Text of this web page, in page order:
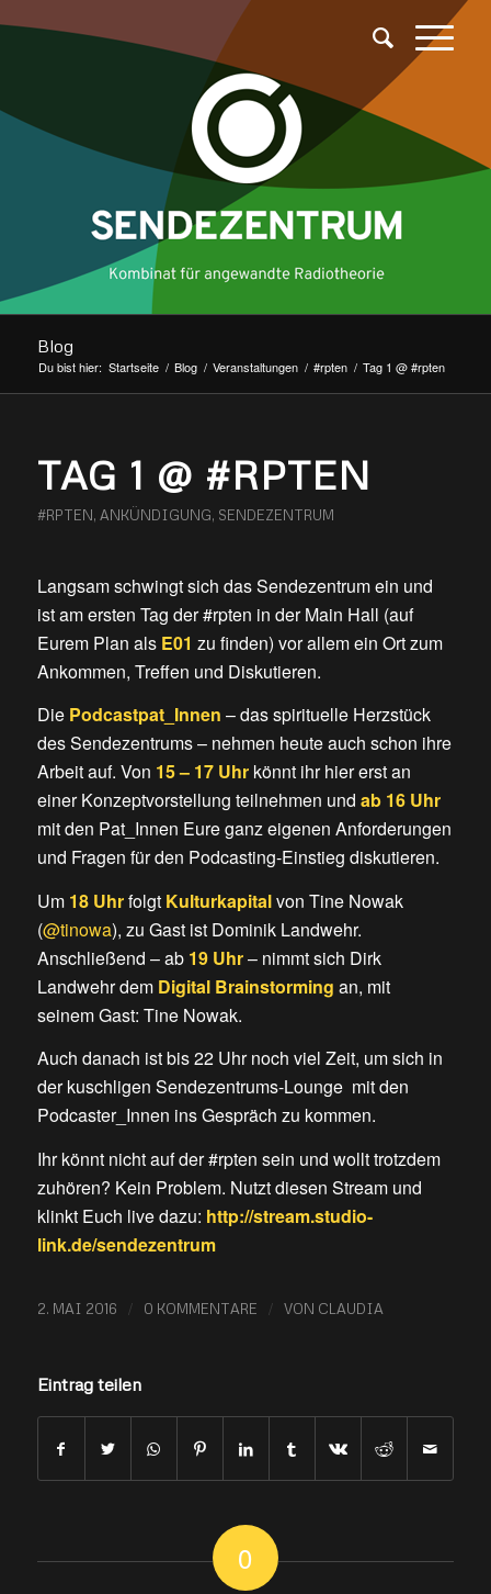
Blog
Du bist hier: Startseite / Blog / Veranstaltungen / #rpten / Tag 1 @ #rpten
TAG 1 @ #RPTEN
#RPTEN, ANKÜNDIGUNG, SENDEZENTRUM
Langsam schwingt sich das Sendezentrum ein und
ist am ersten Tag der #rpten in der Main Hall (auf
Eurem Plan als E01 zu finden) vor allem ein Ort zum
Ankommen, Treffen und Diskutieren.
Die Podcastpat_Innen – das spirituelle Herzstück
des Sendezentrums – nehmen heute auch schon ihre
Arbeit auf. Von 15 – 17 Uhrkönnt ihr hier erst an
einer Konzeptvorstellung teilnehmen und ab 16 Uhr
mit den Pat_Innen Eure ganz eigenen Anforderungen
und Fragen für den Podcasting-Einstieg diskutieren.
Um18 UhrfolgtKulturkapitalvon Tine Nowak
(@tinowa), zu Gast ist Dominik Landwehr.
Anschließend – ab 19 Uhr– nimmt sich Dirk
Landwehr dem Digital Brainstorming an, mit
seinem Gast: Tine Nowak.
Auch danach ist bis 22 Uhr noch viel Zeit, um sich in
der kuschligen Sendezentrums-Lounge mit den
Podcaster_Innen ins Gespräch zu kommen.
Ihr könnt nicht auf der #rpten sein und wollt trotzdem
zuhören? Kein Problem. Nutzt diesen Stream und
klinkt Euch live dazu: http://stream.studio-
link.de/sendezentrum
2. MAI 2016 / 0 KOMMENTARE / VON CLAUDIA
Eintrag teilen
0